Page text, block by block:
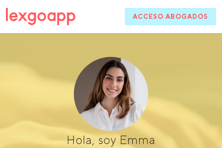
ACCESO ABOGADOS
Hola, soy Emma